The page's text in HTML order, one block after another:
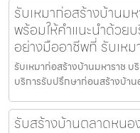
รับเหมาก่อสร้างบ้านม
พร้อมให้คำแนะนำด้วย
อย่างมืออาชีพที่ รับเห
รับเหมาก่อสร้างบ้านมหาราช
บริการรับปรึกษาก่อนสร้างบ้า
รับสร้างบ้านตลาดหน